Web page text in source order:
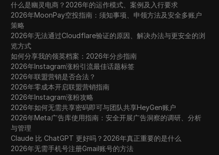
什么是幽灵电商？2026年的运作模式、案例及入行要求
2026年MoonPay空投指南：须知事项、申领方法及安全多账户
策略
2026年无法通过Cloudflare验证的原因、解决办法与更安全的浏
览方式
如何分享我的领英档案：2026年分步指南
2026年Instagram涨粉引流最佳话题标签
2026年联盟营销是否合法？
2026年零成本开启联盟营销指南
2026年Instagram涨粉攻略
2026年如何无需共享密码即可与团队共享HeyGen账户
2026年Meta广告库使用指南：安全开展广告洞察的调研、分析
与管理
Claude 比 ChatGPT 更好吗？2026年真正重要的是什么
2026年无需手机号注册Gmail账号的方法